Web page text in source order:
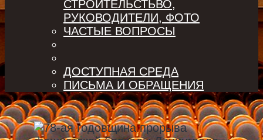
СТРОИТЕЛЬСТЬВО,
РУКОВОДИТЕЛИ, ФОТО
ЧАСТЫЕ ВОПРОСЫ
ДОСТУПНАЯ СРЕДА
ПИСЬМА И ОБРАЩЕНИЯ